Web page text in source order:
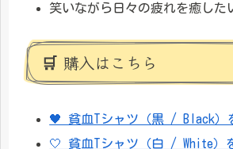
笑いながら日々の疲れを癒した
🛒 購入はこちら
🖤 貧血Tシャツ（黒 / Black）
🤍 貧血Tシャツ（白 / White）